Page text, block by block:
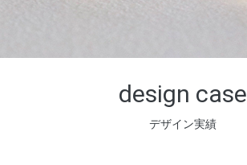
design case
デザイン実績